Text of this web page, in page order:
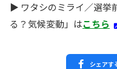
▶️ ワタシのミライ／選挙
る？気候変動」はこちら
シェアす